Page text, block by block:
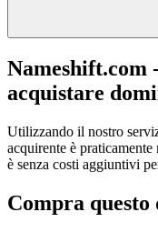
Nameshift.com
acquistare
Utilizzando il nostro
acquirente è
è senza costi aggiuntivi
Compra questo